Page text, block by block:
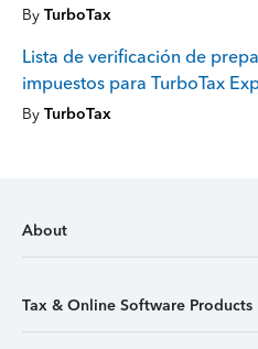
By TurboTax
Lista de verificación de
impuestos para TurboTax
By TurboTax
About
Tax & Online Software Products